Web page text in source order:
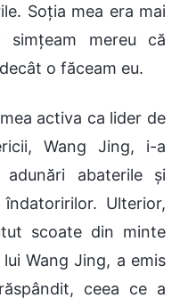
Soția mea era mai
simțeam mereu că
o făceam eu.
activa ca lider de
Wang Jing, i-a
abaterile și
Ulterior,
scoate din minte
Wang Jing, a emis
ceea ce a